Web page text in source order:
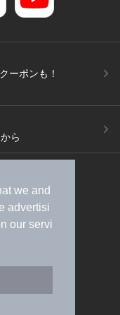
we and
advertisi
our servi
ーポンも！
ら
稿のご案内
規約
プ
採用情報